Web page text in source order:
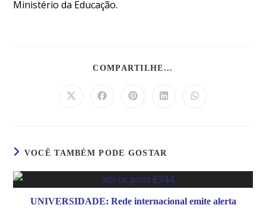
Ministério da Educação.
COMPARTILHE...
VOCÊ TAMBÉM PODE GOSTAR
UNIVERSIDADE: Rede internacional emite alerta